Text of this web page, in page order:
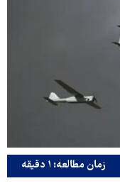
زمان مطالعه: ۱ دقیقه